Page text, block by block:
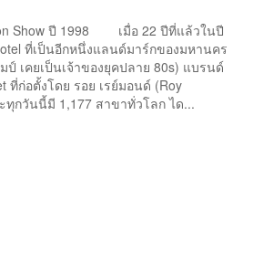
Show ปี 1998 เมื่อ 22 ปีที่แล้วในปี
ที่เป็นอีกหนึ่งแลนด์มาร์กของมหานคร
เคยเป็นเจ้าของยุคปลาย 80s) แบรนด์
ที่ก่อตั้งโดย รอย เรย์มอนด์ (Roy
ทุกวันนี้มี 1,177 สาขาทั่วโลก ได...